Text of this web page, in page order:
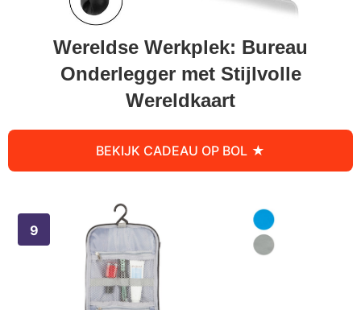
Wereldse Werkplek: Bureau
Onderlegger met Stijlvolle
Wereldkaart
BEKIJK CADEAU OP BOL